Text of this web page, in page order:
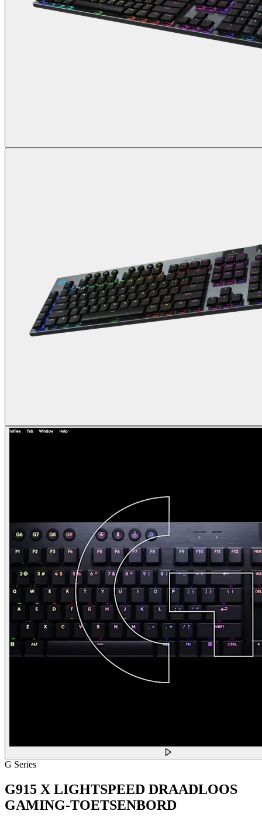
G Series
G915 X LIGHTSPEED DRAADLOOS
GAMING-TOETSENBORD